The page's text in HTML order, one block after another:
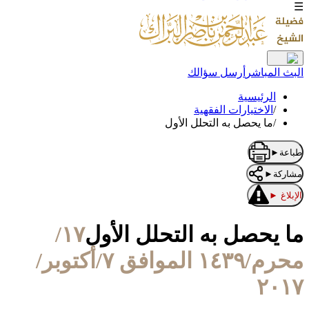
☰
البث المباشر أرسل سؤالك
الرئيسية
/ الاختيارات الفقهية
/ما يحصل به التحلل الأول
طباعة ►
مشاركة ►
الإبلاغ ►
ما يحصل به التحلل الأول
١٧/
محرم/١٤٣٩ الموافق ٧/أكتوبر/
٢٠١٧